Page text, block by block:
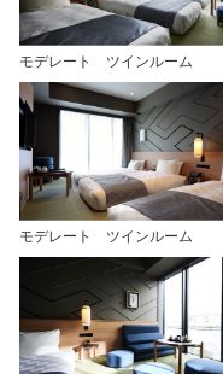
モデレート ツインルーム
モデレート ツインルーム